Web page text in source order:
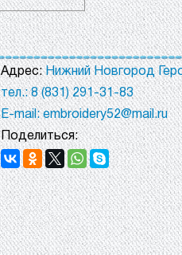
Адрес:Нижний Новгород
тел.: 8 (831) 291-31-83
E-mail: embroidery52@mail.ru
Поделиться: